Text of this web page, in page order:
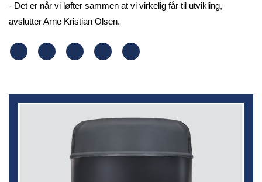
- Det er når vi løfter sammen at vi virkelig får til utvikling,
avslutter Arne Kristian Olsen.